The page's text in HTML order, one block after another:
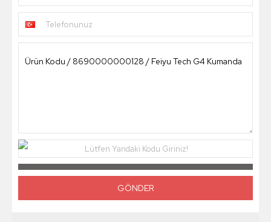
Telefonunuz
Lütfen Yandaki Kodu Giriniz!